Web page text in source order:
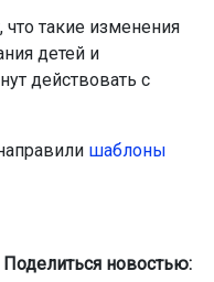
такие изменения
детей и
действовать с
шаблоны
Поделиться новостью: